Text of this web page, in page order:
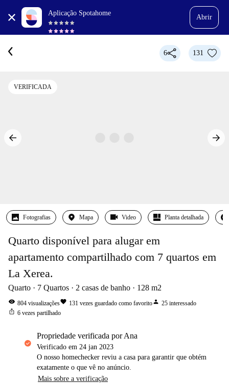
Aplicação Spotahome
Abrir
6 131
VERIFICADA
Fotografias Mapa Video Planta detalhada
Quarto disponível para alugar em
apartamento compartilhado com 7 quartos em
La Xerea.
Quarto 7 Quartos 2 casas de banho 128 m2
visibility 804 visualizaçõesfavorite 131 vezes guardado como favoritoperson 25 interessado
ios_share 6 vezes partilhado
propriedade verificada por Ana
Verificado em 24 jan 2023
O nosso homechecker reviu a casa para garantir que obtém
exatamente o que vê no anúncio.
Mais sobre a verificação